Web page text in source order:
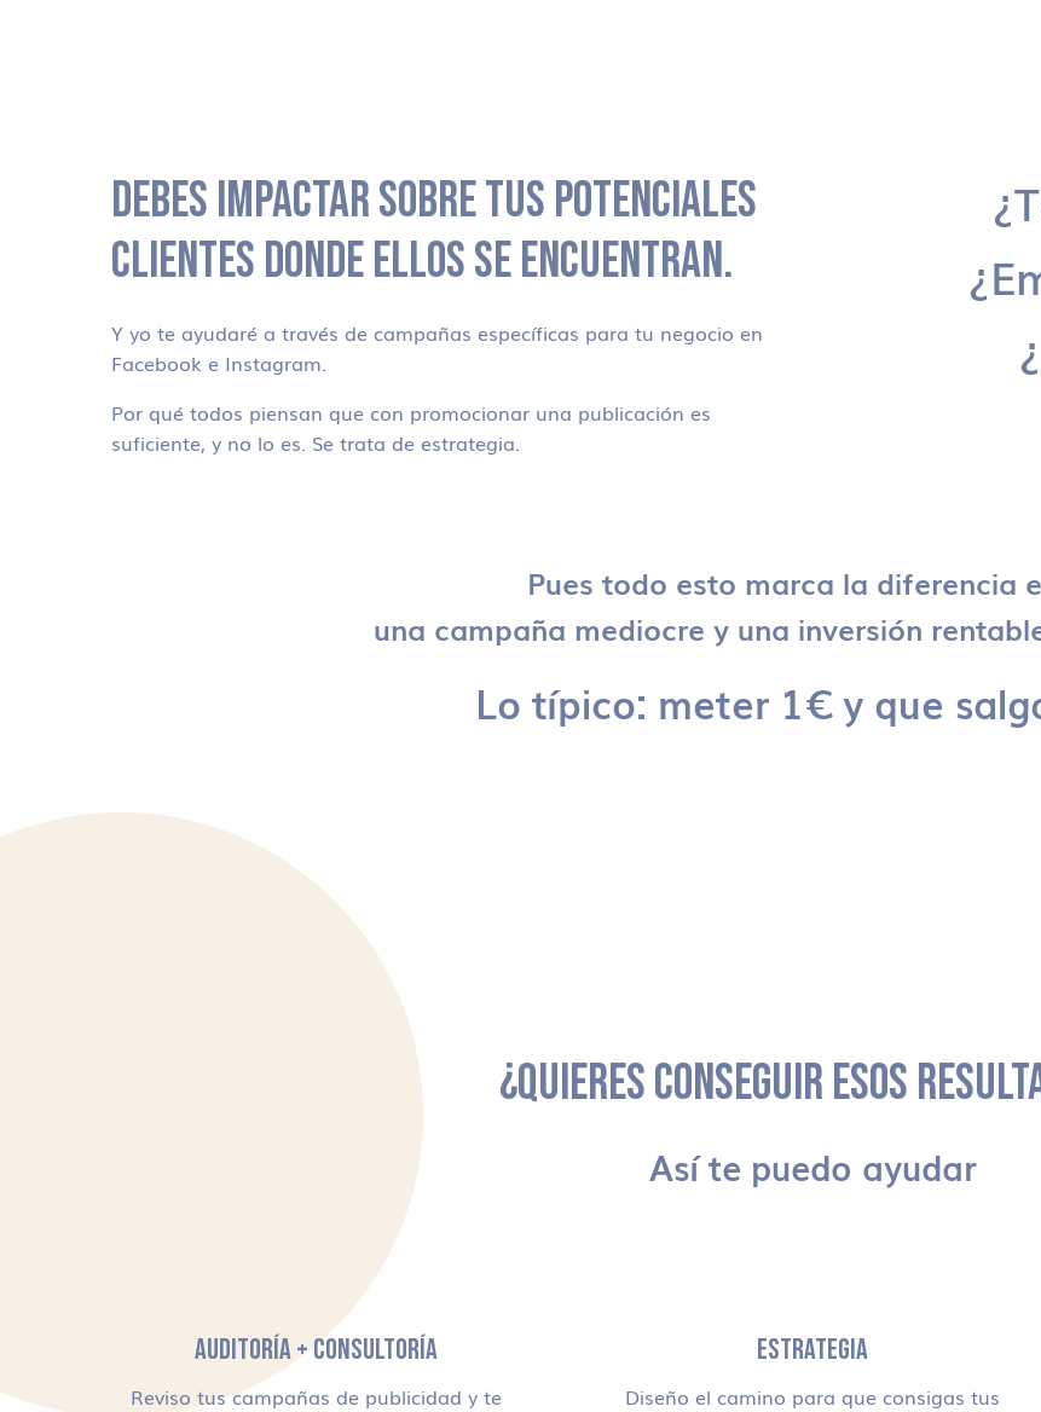
DEBES IMPACTAR SOBRE TUS POTENCIALES
CLIENTES DONDE ELLOS SE ENCUENTRAN.
Y yo te ayudaré a través de campañas específicas para tu negocio en
Facebook e Instagram.
Por qué todos piensan que con promocionar una publicación es
suficiente, y no lo es. Se trata de estrategia.
Pues todo esto marca la diferencia
una campaña mediocre y una inversión
Lo típico: meter 1€ y que
¿QUIERES CONSEGUIR ESOS
Así te puedo ayudar
AUDITORÍA + CONSULTORÍA
Reviso tus campañas de publicidad y te
ESTRATEGIA
Diseño el camino para que consigas tus